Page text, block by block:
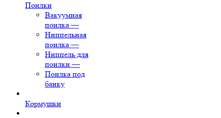
Поилки
Вакуумная
поилка —
Ниппельная
поилка —
Ниппель для
поилки —
Поилка под
банку
Кормушки